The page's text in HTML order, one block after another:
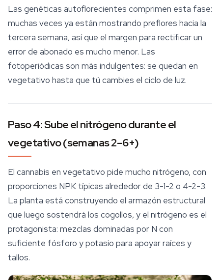
Las genéticas autoflorecientes comprimen esta fase:
muchas veces ya están mostrando preflores hacia la
tercera semana, así que el margen para rectificar un
error de abonado es mucho menor. Las
fotoperiódicas son más indulgentes: se quedan en
vegetativo hasta que tú cambies el ciclo de luz.
Paso 4: Sube el nitrógeno durante el
vegetativo (semanas 2–6+)
El cannabis en vegetativo pide mucho nitrógeno, con
proporciones NPK típicas alrededor de 3-1-2 o 4-2-3.
La planta está construyendo el armazón estructural
que luego sostendrá los cogollos, y el nitrógeno es el
protagonista: mezclas dominadas por N con
suficiente fósforo y potasio para apoyar raíces y
tallos.